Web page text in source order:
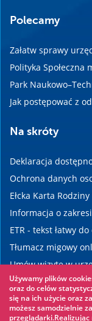
Polecamy
Załatw sprawy
Polityka Społeczna
Park
Jak postępować z
Na skróty
Deklaracja
Ochrona danych
Ełcka Karta Rodziny
Informacja o
ETR - tekst łatwy
Tłumacz migowy
Umów wizytę w
Drogi »
Warto zobaczyć
Używamy plików
oraz do celów
się na ich użycie oraz
możesz samodzielnie